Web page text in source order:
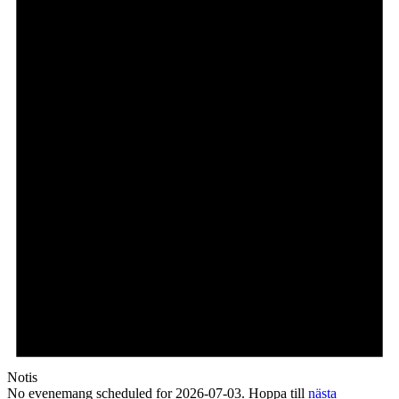
Notis
No evenemang scheduled for 2026-07-03. Hoppa till nästa